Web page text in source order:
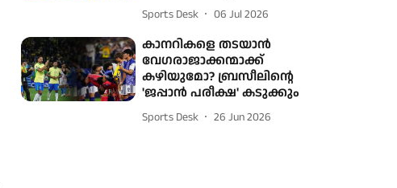
Sports Desk 06 Jul 2026
കാനറികളെ തടയാന്‍
വേഗരാജാക്കന്മാക്ക്
കഴിയുമോ? ബ്രസീലിന്റെ
'ജപ്പാന്‍ പരീക്ഷ' കടുക്കും
Sports Desk 26 Jun 2026